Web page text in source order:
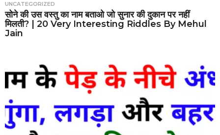
UNCATEGORIZED
सोने की उस वस्तु का नाम बताओ जो सुनार की दुकान पर नहीं
मिलती? | 20 Very Interesting Riddles By Mehul
Jain